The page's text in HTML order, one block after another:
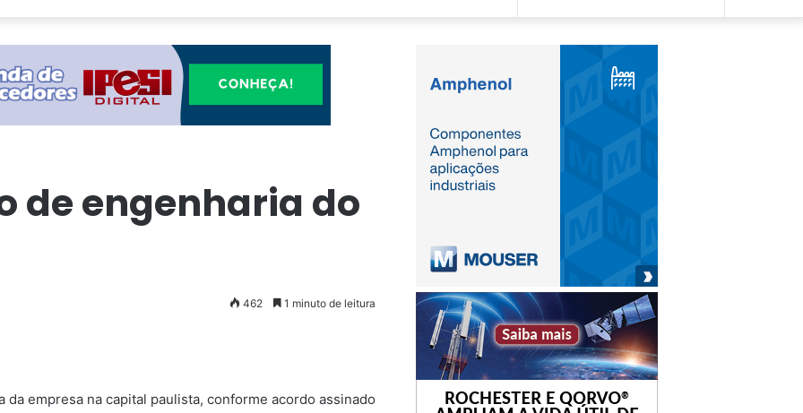
de engenharia do
462 1 minuto de leitura
empresa na capital paulista, conforme acordo assinado